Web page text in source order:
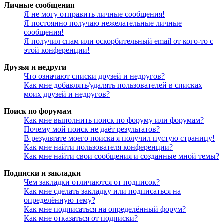
Личные сообщения
Я не могу отправить личные сообщения!
Я постоянно получаю нежелательные личные
сообщения!
Я получил спам или оскорбительный email от кого-то с
этой конференции!
Друзья и недруги
Что означают списки друзей и недругов?
Как мне добавлять/удалять пользователей в списках
моих друзей и недругов?
Поиск по форумам
Как мне выполнить поиск по форуму или форумам?
Почему мой поиск не даёт результатов?
В результате моего поиска я получил пустую страницу!
Как мне найти пользователя конференции?
Как мне найти свои сообщения и созданные мной темы?
Подписки и закладки
Чем закладки отличаются от подписок?
Как мне сделать закладку или подписаться на
определённую тему?
Как мне подписаться на определённый форум?
Как мне отказаться от подписки?